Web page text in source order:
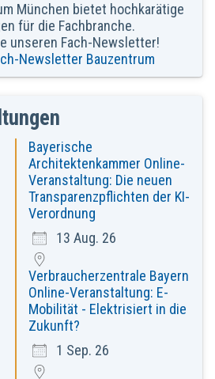
München bietet hochkarätige
für die Fachbranche.
unseren Fach-Newsletter!
Newsletter Bauzentrum
Bayerische
Architektenkammer Online-
Veranstaltung: Die neuen
Transparenzpflichten der KI-
Verordnung
13 Aug. 26
Verbraucherzentrale Bayern
Online-Veranstaltung: E-
Mobilität - Elektrisiert in die
Zukunft?
1 Sep. 26